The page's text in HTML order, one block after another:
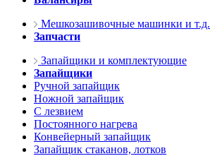
Мешкозашивочные машинки и т.д.
Запчасти
Запайщики и комплектующие
Запайщики
Ручной запайщик
Ножной запайщик
С лезвием
Постоянного нагрева
Конвейерный запайщик
Запайщик стаканов, лотков